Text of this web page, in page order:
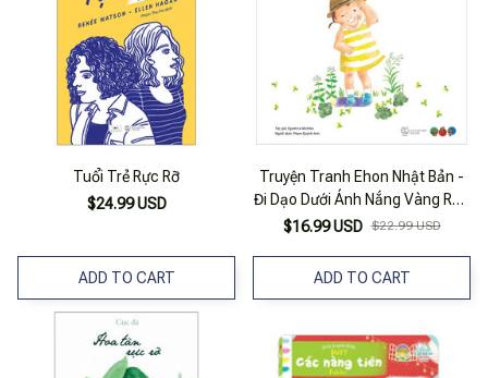
Tuổi Trẻ Rực Rỡ
$24.99 USD
ADD TO CART
Truyện Tranh Ehon Nhật Bản -
Đi Dạo Dưới Ánh Nắng Vàng Rực
Rỡ
$16.99 USD $22.99 USD
ADD TO CART